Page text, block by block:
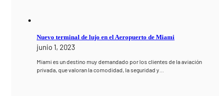
Nuevo terminal de lujo en el Aeropuerto de Miami
junio 1, 2023
Miami es un destino muy demandado por los clientes de la aviación
privada, que valoran la comodidad, la seguridad y…